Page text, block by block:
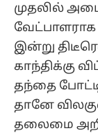
முதலில்
இன்று
காந்திக்கு
தந்தை
தானே
தலைமை